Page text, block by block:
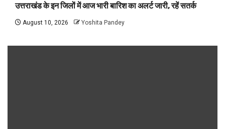
उत्तराखंड के इन जिलों में आज भारी बारिश का अलर्ट जारी, रहें सतर्क
August 10, 2026 Yoshita Pandey